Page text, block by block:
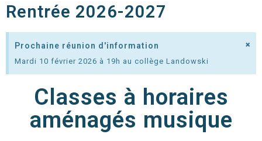
Rentrée 2026-2027
Prochaine réunion d'information
Mardi 10 février 2026 à 19h au collège Landowski
×
Classes à horaires
aménagés musique